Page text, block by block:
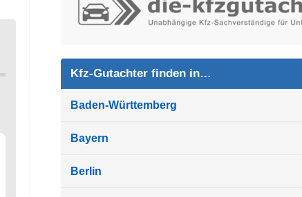
Kfz-Gutachter finden in…
Baden-Württemberg
Bayern
Berlin